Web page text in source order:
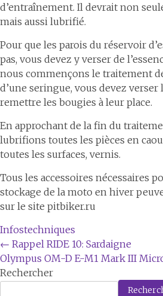
d’entraînement. Il devrait non
mais aussi lubrifié.
Pour que les parois du réservoir
pas, vous devez y verser de
nous commençons le traitement
d’une seringue, vous devez
remettre les bougies à leur place.
En approchant de la fin du
lubrifions toutes les pièces en
toutes les surfaces, vernis.
Tous les accessoires nécessaires
stockage de la moto en hiver
sur le site pitbiker.ru
Infostechniques
Navigation
de
l'article
← Rappel RIDE 10: Sardaigne
Olympus OM-D E-M1 Mark III
Rechercher